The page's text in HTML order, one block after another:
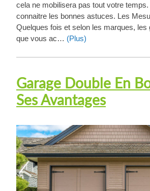
cela ne mobilisera pas tout votre
connaitre les bonnes astuces. Les
Quelques fois et selon les marques, les
que vous ac… (Plus)
Garage Double En
Ses Avantages